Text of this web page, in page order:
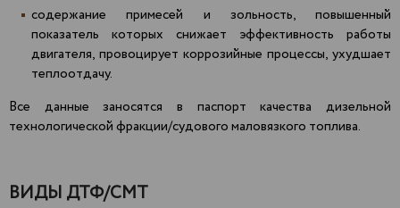
содержание примесей и зольность, повышенный
показатель которых снижает эффективность работы
двигателя, провоцирует коррозийные процессы, ухудшает
теплоотдачу.
Все данные заносятся в паспорт качества дизельной
технологической фракции/судового маловязкого топлива.
ВИДЫ ДТФ/СМТ